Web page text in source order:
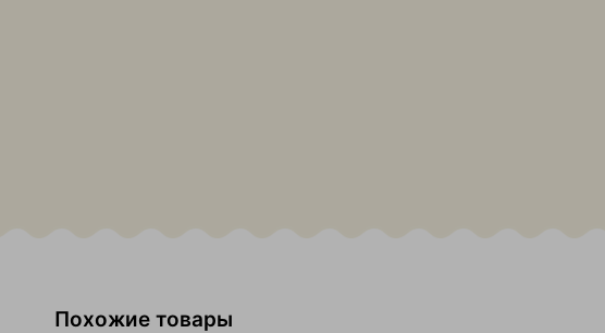
Похожие товары